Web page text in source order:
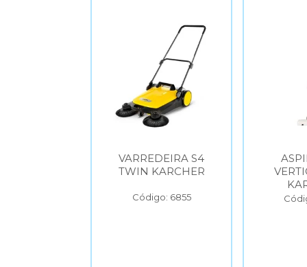
VARREDEIRA S4
TWIN KARCHER
Código: 6855